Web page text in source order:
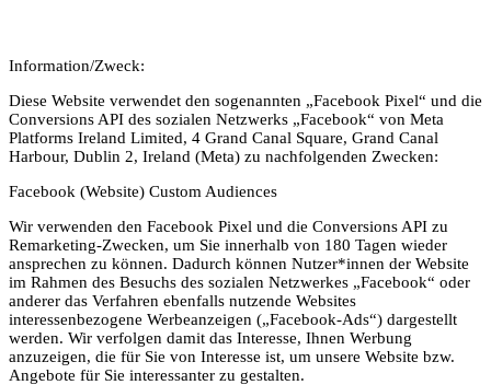
Information/Zweck:
Diese Website verwendet den sogenannten „Facebook Pixel“ und die
Conversions API des sozialen Netzwerks „Facebook“ von Meta
Platforms Ireland Limited, 4 Grand Canal Square, Grand Canal
Harbour, Dublin 2, Ireland (Meta) zu nachfolgenden Zwecken:
Facebook (Website) Custom Audiences
Wir verwenden den Facebook Pixel und die Conversions API zu
Remarketing-Zwecken, um Sie innerhalb von 180 Tagen wieder
ansprechen zu können. Dadurch können Nutzer*innen der Website
im Rahmen des Besuchs des sozialen Netzwerkes „Facebook“ oder
anderer das Verfahren ebenfalls nutzende Websites
interessenbezogene Werbeanzeigen („Facebook-Ads“) dargestellt
werden. Wir verfolgen damit das Interesse, Ihnen Werbung
anzuzeigen, die für Sie von Interesse ist, um unsere Website bzw.
Angebote für Sie interessanter zu gestalten.